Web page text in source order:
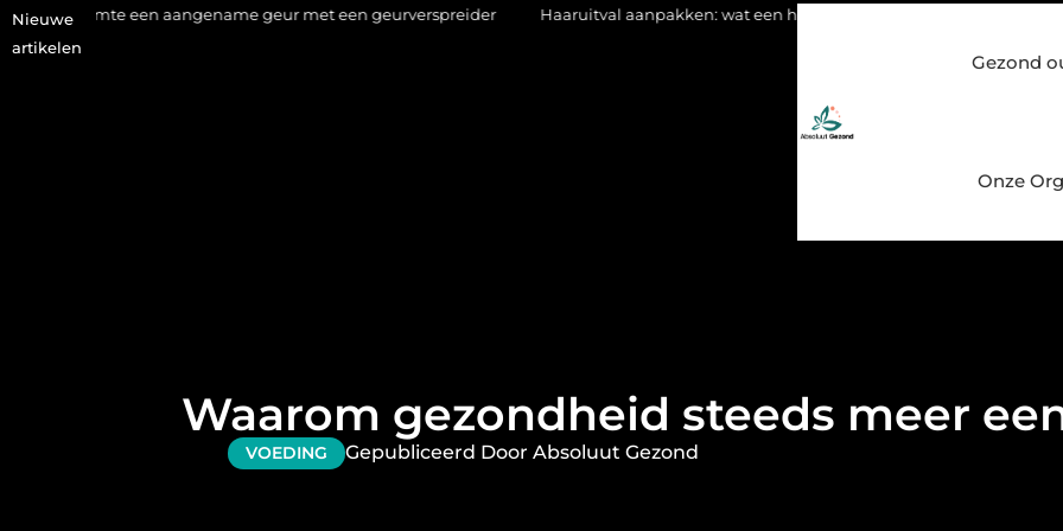
Nieuwe
artikelen
aangename geur met een geurverspreider Haaruitval aanpakken: wat een haartransplantatie vandaag de dag kan betekenen
Gezond
Onze
Waarom gezondheid steeds meer
VOEDING Gepubliceerd Door Absoluut Gezond